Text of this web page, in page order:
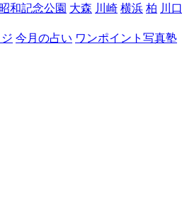
昭和記念公園 大森 川崎 横浜 柏 川口
今月の占い ワンポイント写真塾